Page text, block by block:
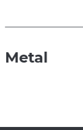
Metal